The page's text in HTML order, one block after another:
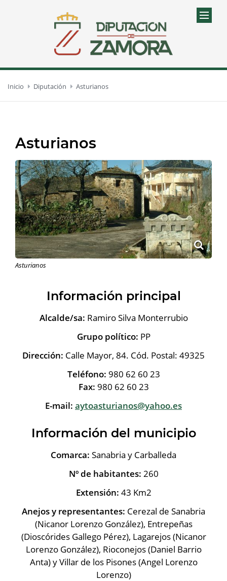
Inicio Diputación Asturianos
Asturianos
Asturianos
Información principal
Alcalde/sa: Ramiro Silva Monterrubio
Grupo político: PP
Dirección: Calle Mayor, 84. Cód. Postal: 49325
Teléfono: 980 62 60 23
Fax: 980 62 60 23
E-mail: aytoasturianos@yahoo.es
Información del municipio
Comarca: Sanabria y Carballeda
Nº de habitantes: 260
Extensión: 43 Km2
Anejos y representantes: Cerezal de Sanabria
(Nicanor Lorenzo González), Entrepeñas
(Dioscórides Gallego Pérez), Lagarejos (Nicanor
Lorenzo González), Rioconejos (Daniel Barrio
Anta) y Villar de los Pisones (Angel Lorenzo
Lorenzo)